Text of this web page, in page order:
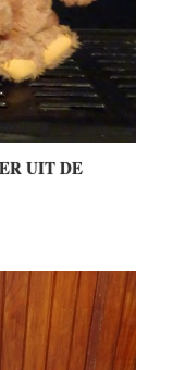
UIT DE